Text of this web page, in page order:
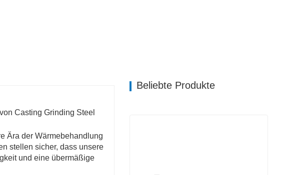
Casting Grinding Steel
Ära der Wärmebehandlung
stellen sicher, dass unsere
und eine übermäßige
Beliebte Produkte